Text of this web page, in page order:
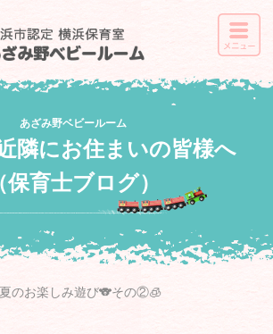
あざみ野ベビールーム
隣にお住まいの皆様へ
保育士ブログ）
夏のお楽しみ遊び🐨その②🧊